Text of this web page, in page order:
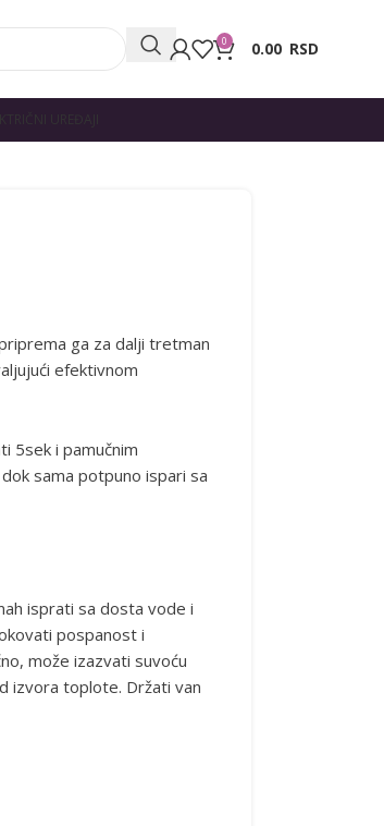
0 0.00 RSD
UREĐAJI
ga za dalji tretman
efektivnom
5sek i pamučnim
sama potpuno ispari sa
isprati sa dosta vode i
pospanost i
može izazvati suvoću
izvora toplote. Držati van